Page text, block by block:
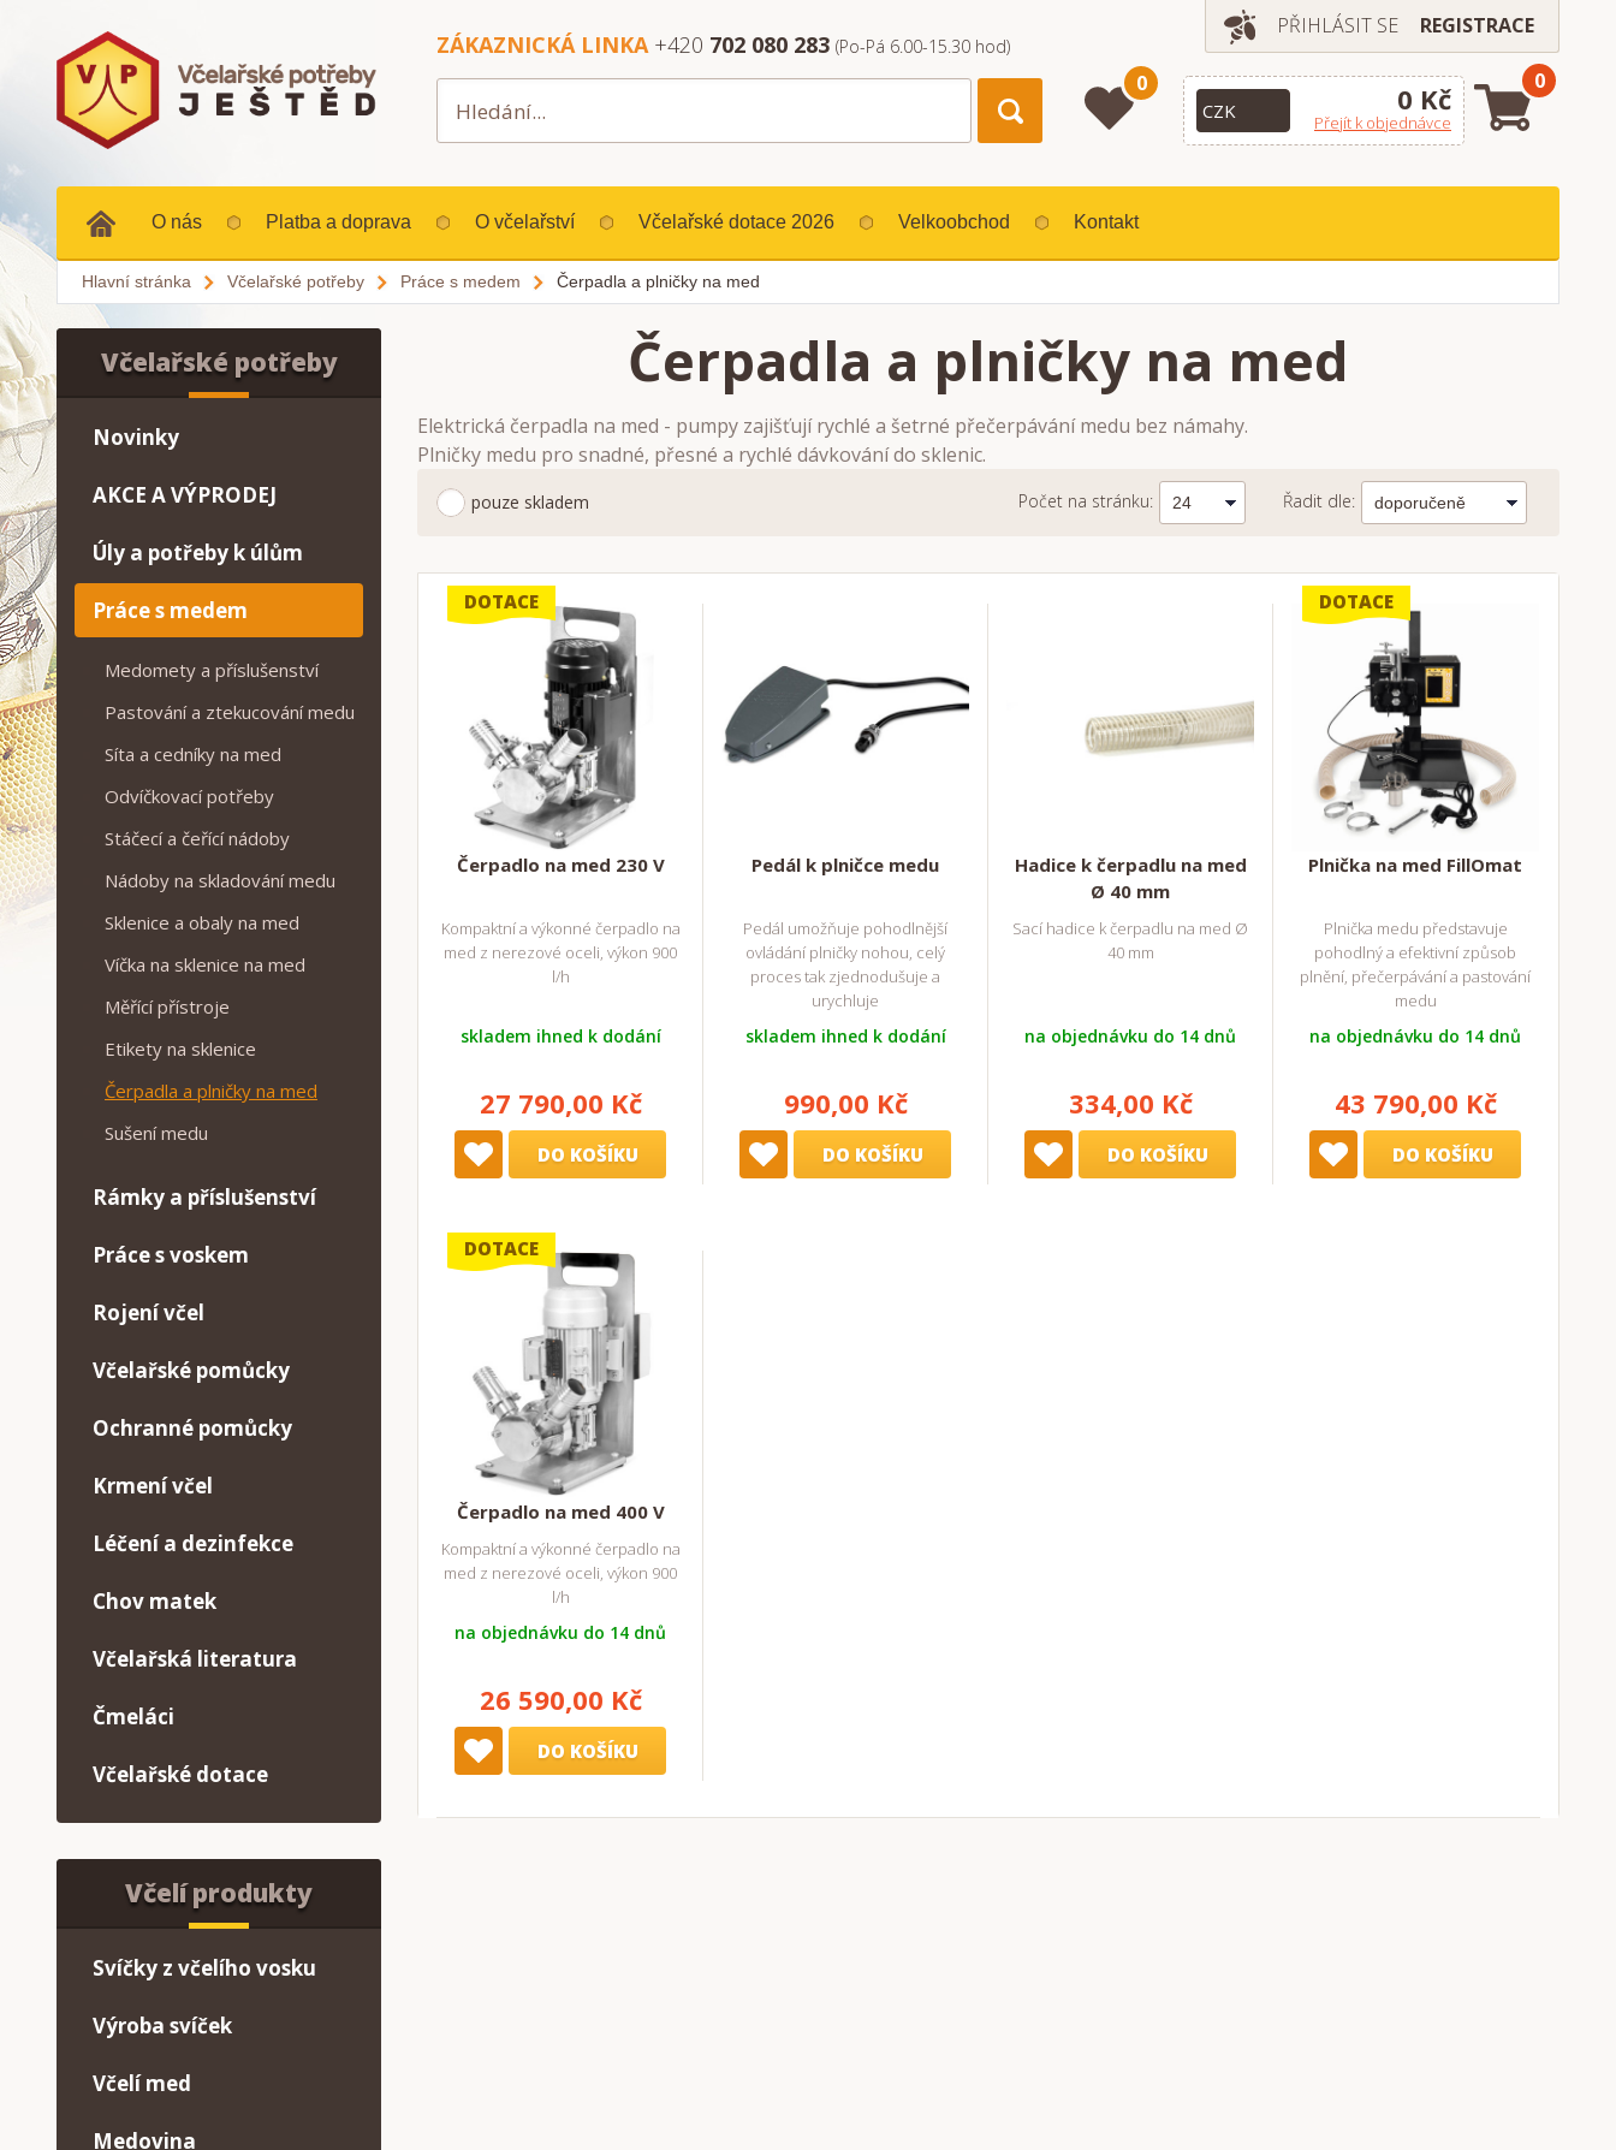
PŘIHLÁSIT SE REGISTRACE
ZÁKAZNICKÁ LINKA +420 702 080 283 (Po-Pá 6.00-15.30 hod)
0 0 Kč
Přejít k objednávce
0
O nás Platba a doprava O včelařství Včelařské dotace 2026 Velkoobchod Kontakt
Hlavní stránka Včelařské potřeby Práce s medem Čerpadla a plničky na med
Čerpadla a plničky na med
Elektrická čerpadla na med - pumpy zajišťují rychlé a šetrné přečerpávání medu bez námahy.
Plničky medu pro snadné, přesné a rychlé dávkování do sklenic.
pouze skladem Počet na stránku: Řadit dle:
DOTACE
Čerpadlo na med 230 V
Kompaktní a výkonné čerpadlo na
med z nerezové oceli, výkon 900
l/h
skladem ihned k dodání
27 790,00 Kč
DO KOŠÍKU
Pedál k plničce medu
Pedál umožňuje pohodlnější
ovládání plničky nohou, celý
proces tak zjednodušuje a
urychluje
skladem ihned k dodání
990,00 Kč
DO KOŠÍKU
Hadice k čerpadlu na med
Ø 40 mm
Sací hadice k čerpadlu na med Ø
40 mm
na objednávku do 14 dnů
334,00 Kč
DO KOŠÍKU
DOTACE
Plnička na med FillOmat
Plnička medu představuje
pohodlný a efektivní způsob
plnění, přečerpávání a pastování
medu
na objednávku do 14 dnů
43 790,00 Kč
DO KOŠÍKU
DOTACE
Čerpadlo na med 400 V
Kompaktní a výkonné čerpadlo na
med z nerezové oceli, výkon 900
l/h
na objednávku do 14 dnů
26 590,00 Kč
DO KOŠÍKU
Včelařské potřeby
Novinky
AKCE A VÝPRODEJ
Úly a potřeby k úlům
Práce s medem
Medomety a příslušenství
Pastování a ztekucování medu
Síta a cedníky na med
Odvíčkovací potřeby
Stáčecí a čeřící nádoby
Nádoby na skladování medu
Sklenice a obaly na med
Víčka na sklenice na med
Měřící přístroje
Etikety na sklenice
Čerpadla a plničky na med
Sušení medu
Rámky a příslušenství
Práce s voskem
Rojení včel
Včelařské pomůcky
Ochranné pomůcky
Krmení včel
Léčení a dezinfekce
Chov matek
Včelařská literatura
Čmeláci
Včelařské dotace
Včelí produkty
Svíčky z včelího vosku
Výroba svíček
Včelí med
Medovina